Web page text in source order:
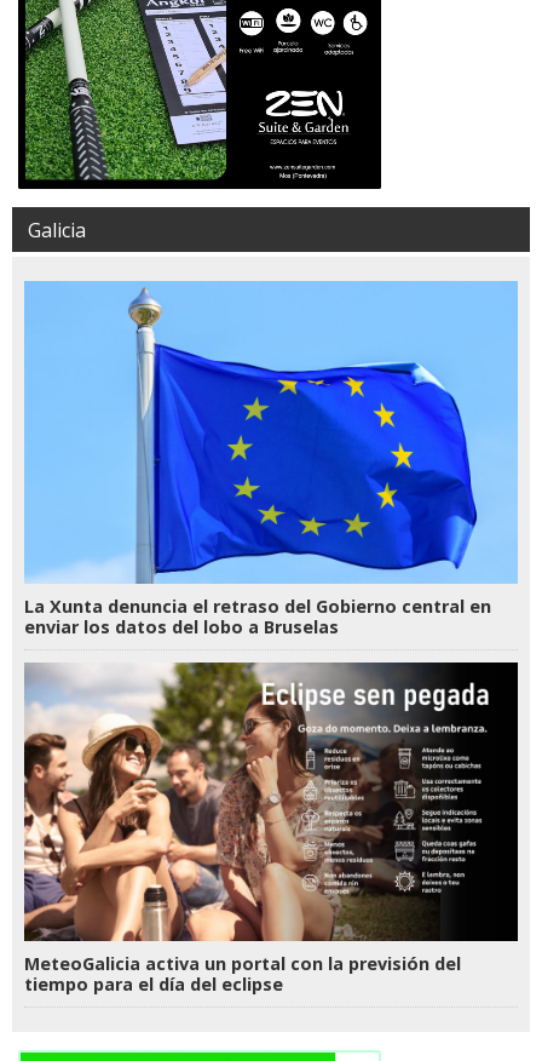
Galicia
La Xunta denuncia el retraso del Gobierno central en
enviar los datos del lobo a Bruselas
MeteoGalicia activa un portal con la previsión del
tiempo para el día del eclipse